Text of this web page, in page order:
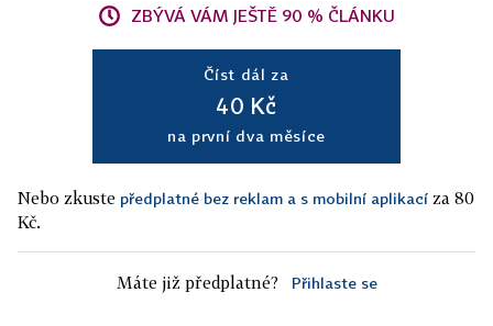
ZBÝVÁ VÁM JEŠTĚ 90 % ČLÁNKU
Číst dál za
40 Kč
na první dva měsíce
Nebo zkuste předplatné bez reklam a s mobilní aplikací za 80
Kč.
Máte již předplatné? Přihlaste se